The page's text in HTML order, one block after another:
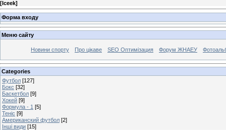
[Iceek]
Форма входу
Меню сайту
Новини спорту Про цікаве SEO Оптимізация Форум ЖНАЕУ
Categories
Футбол [127]
Бокс [32]
Баскетбол [9]
Хокей [9]
Формула - 1 [5]
Теніс [9]
Американский футбол [2]
Інші види [15]